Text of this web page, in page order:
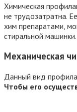
Химическая
не трудозатратна.
хим препаратами,
стиральной машинки.
Механическая
Данный вид
Чтобы его